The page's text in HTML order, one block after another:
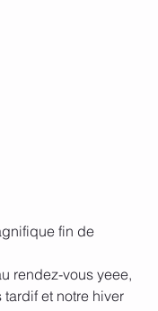
fin de
rendez-vous yeee,
et notre hiver